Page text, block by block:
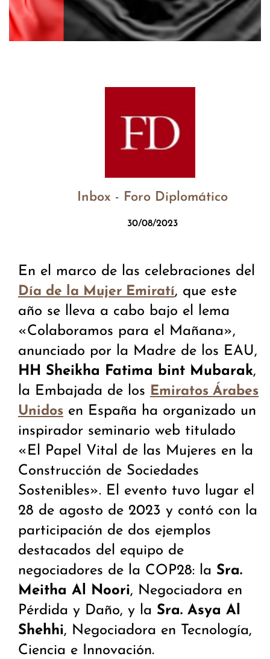
Inbox - Foro Diplomático
30/08/2023
En el marco de las celebraciones del
Día de la Mujer Emiratí, que este
año se lleva a cabo bajo el lema
«Colaboramos para el Mañana»,
anunciado por la Madre de los EAU,
HH Sheikha Fatima bint Mubarak,
la Embajada de los Emiratos Árabes
Unidos en España ha organizado un
inspirador seminario web titulado
«El Papel Vital de las Mujeres en la
Construcción de Sociedades
Sostenibles». El evento tuvo lugar el
28 de agosto de 2023 y contó con la
participación de dos ejemplos
destacados del equipo de
negociadores de la COP28: la Sra.
Meitha Al Noori, Negociadora en
Pérdida y Daño, y la Sra. Asya Al
Shehhi, Negociadora en Tecnología,
Ciencia e Innovación.